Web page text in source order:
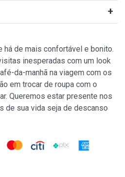
há de mais confortável e bonito.
inesperadas com um look
da-manhã na viagem com os
em trocar de roupa com o
Queremos estar presente nos
de sua vida seja de descanso